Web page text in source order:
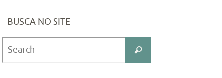
BUSCA NO SITE
Search